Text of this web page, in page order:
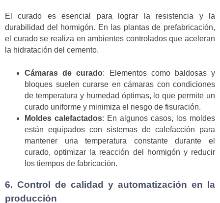
El curado es esencial para lograr la resistencia y la
durabilidad del hormigón. En las plantas de prefabricación,
el curado se realiza en ambientes controlados que aceleran
la hidratación del cemento.
Cámaras de curado: Elementos como baldosas y
bloques suelen curarse en cámaras con condiciones
de temperatura y humedad óptimas, lo que permite un
curado uniforme y minimiza el riesgo de fisuración.
Moldes calefactados: En algunos casos, los moldes
están equipados con sistemas de calefacción para
mantener una temperatura constante durante el
curado, optimizar la reacción del hormigón y reducir
los tiempos de fabricación.
6. Control de calidad y automatización en la
producción